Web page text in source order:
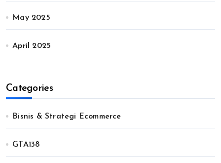
May 2025
April 2025
Categories
Bisnis & Strategi Ecommerce
GTA138